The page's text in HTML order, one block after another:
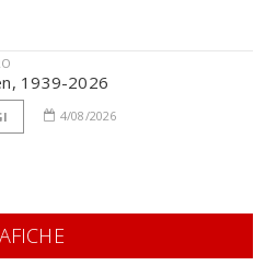
1939-2026
4/08/2026